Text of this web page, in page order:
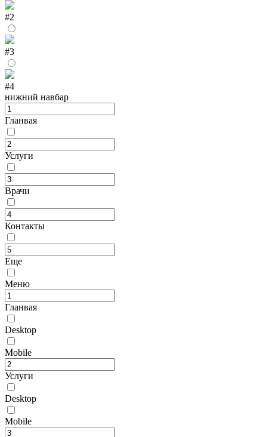
#2
#3
#4
нижний навбар
Гланвая
Услуги
Врачи
Контакты
Еще
Меню
Гланвая
Desktop
Mobile
Услуги
Desktop
Mobile